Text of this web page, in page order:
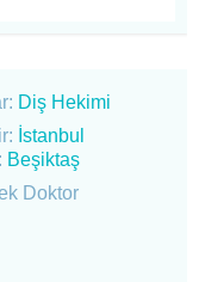
Diş Hekimi
İstanbul
Beşiktaş
Doktor